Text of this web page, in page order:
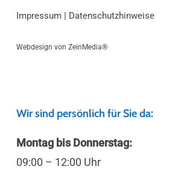
Impressum| Datenschutzhinweise
Webdesign von ZeinMedia®
Wir sind persönlich für Sie da:
Montag bis Donnerstag:
09:00 – 12:00 Uhr